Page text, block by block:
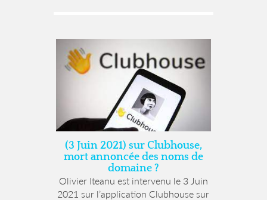
(3 Juin 2021) sur Clubhouse,
mort annoncée des noms de
domaine ?
Olivier Iteanu est intervenu le 3 Juin
2021 sur l’application Clubhouse sur